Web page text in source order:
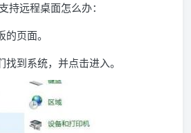
持远程桌面怎么办：
页面。
到系统，并点击进入。